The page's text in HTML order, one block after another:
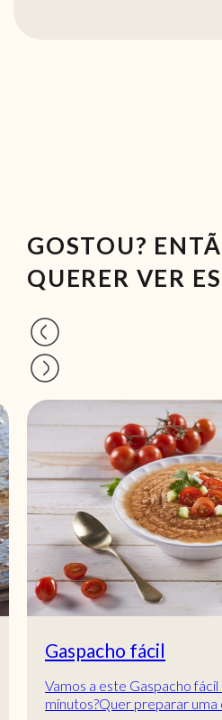
GOSTOU?
QUERER VER
Gaspacho fácil
Vamos a este Gaspacho
minutos?Quer preparar uma